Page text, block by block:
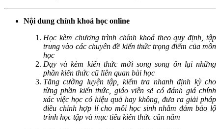
Nội dung chính khoá học online
Học kèm chương trình chính khoá theo quy định, tập
trung vào các chuyên đề kiến thức trọng điểm của môn
học
Dạy và kèm kiến thức mới song song ôn lại những
phần kiến thức cũ liên quan bài học
Tăng cường luyện tập, kiểm tra nhanh định kỳ cho
từng phần kiến thức, giáo viên sẽ có đánh giá chính
xác việc học có hiệu quả hay không, đưa ra giải pháp
điều chỉnh hợp lí cho mỗi học sinh nhằm đảm bảo lộ
trình học tập và mục tiêu kiến thức cần nắm